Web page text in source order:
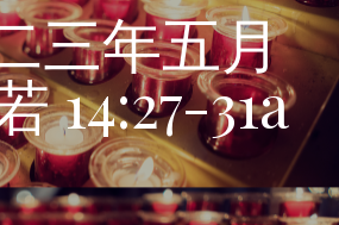
三年五月
14:27-31a